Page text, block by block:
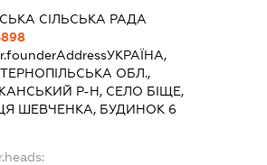
СІЛЬСЬКА РАДА
УКРАЇНА,
ТЕРНОПІЛЬСЬКА ОБЛ.,
Р-Н, СЕЛО БІЩЕ,
ШЕВЧЕНКА, БУДИНОК 6